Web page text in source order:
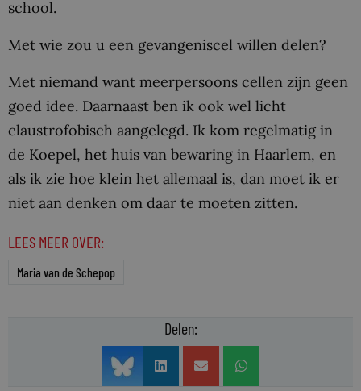
school.
Met wie zou u een gevangeniscel willen delen?
Met niemand want meerpersoons cellen zijn geen
goed idee. Daarnaast ben ik ook wel licht
claustrofobisch aangelegd. Ik kom regelmatig in
de Koepel, het huis van bewaring in Haarlem, en
als ik zie hoe klein het allemaal is, dan moet ik er
niet aan denken om daar te moeten zitten.
LEES MEER OVER:
Maria van de Schepop
Delen: